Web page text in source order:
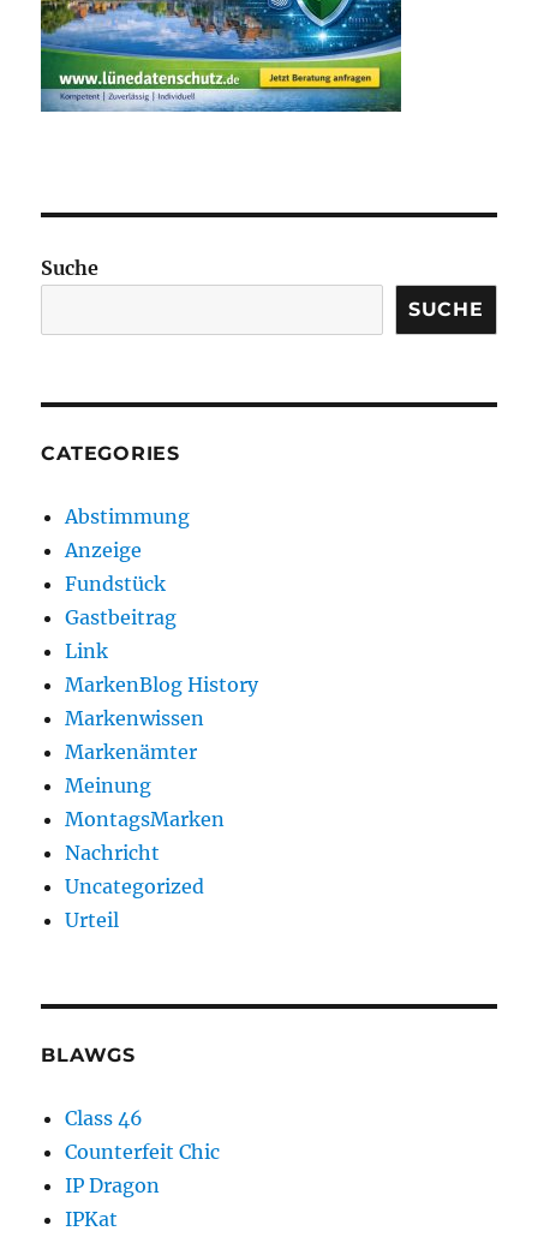
Suche
SUCHE
CATEGORIES
Abstimmung
Anzeige
Fundstück
Gastbeitrag
Link
MarkenBlog History
Markenwissen
Markenämter
Meinung
MontagsMarken
Nachricht
Uncategorized
Urteil
BLAWGS
Class 46
Counterfeit Chic
IP Dragon
IPKat